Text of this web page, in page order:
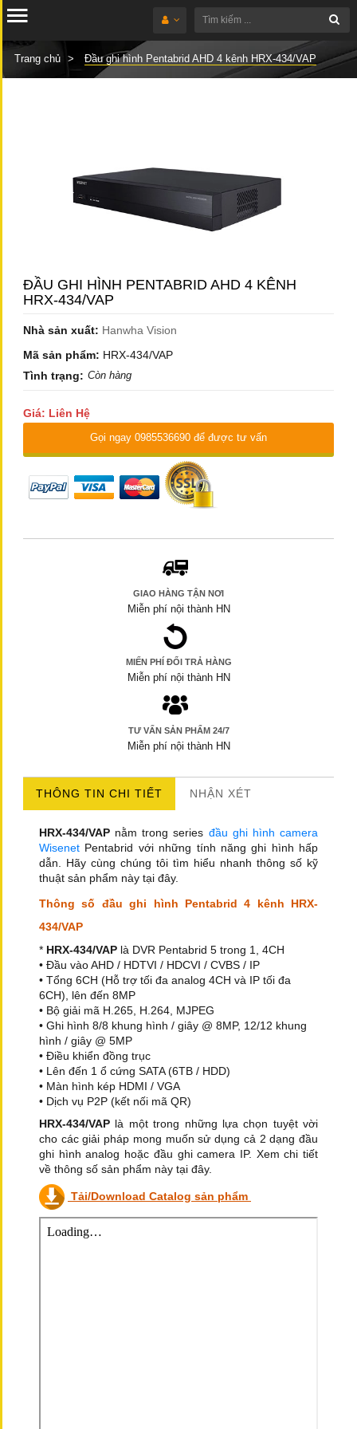
Trang chủ Đầu ghi hình Pentabrid AHD 4 kênh HRX-434/VAP
ĐẦU GHI HÌNH PENTABRID AHD 4 KÊNH
HRX-434/VAP
Nhà sản xuất: Hanwha Vision
Mã sản phẩm: HRX-434/VAP
Tình trạng: Còn hàng
Giá: Liên Hệ
Gọi ngay 0985536690 để được tư vấn
GIAO HÀNG TẬN NƠI
Miễn phí nội thành HN
MIẾN PHÍ ĐỔI TRẢ HÀNG
Miễn phí nội thành HN
TƯ VẤN SẢN PHẨM 24/7
Miễn phí nội thành HN
THÔNG TIN CHI TIẾT NHẬN XÉT
HRX-434/VAP nằm trong series đầu ghi hình camera
Wisenet Pentabrid với những tính năng ghi hình hấp
dẫn. Hãy cùng chúng tôi tìm hiểu nhanh thông số kỹ
thuật sản phẩm này tại đây.
Thông số đầu ghi hình Pentabrid 4 kênh HRX-
434/VAP
* HRX-434/VAP là DVR Pentabrid 5 trong 1, 4CH
• Đầu vào AHD / HDTVI / HDCVI / CVBS / IP
• Tổng 6CH (Hỗ trợ tối đa analog 4CH và IP tối đa
6CH), lên đến 8MP
• Bộ giải mã H.265, H.264, MJPEG
• Ghi hình 8/8 khung hình / giây @ 8MP, 12/12 khung
hình / giây @ 5MP
• Điều khiển đồng trục
• Lên đến 1 ổ cứng SATA (6TB / HDD)
• Màn hình kép HDMI / VGA
• Dịch vụ P2P (kết nối mã QR)
HRX-434/VAP là một trong những lựa chọn tuyệt vời
cho các giải pháp mong muốn sử dụng cả 2 dạng đầu
ghi hình analog hoặc đầu ghi camera IP. Xem chi tiết
về thông số sản phẩm này tại đây.
Tải/Download Catalog sản phẩm